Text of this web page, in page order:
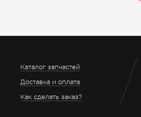
Каталог запчастей
Доставка и оплата
Как сделать заказ?